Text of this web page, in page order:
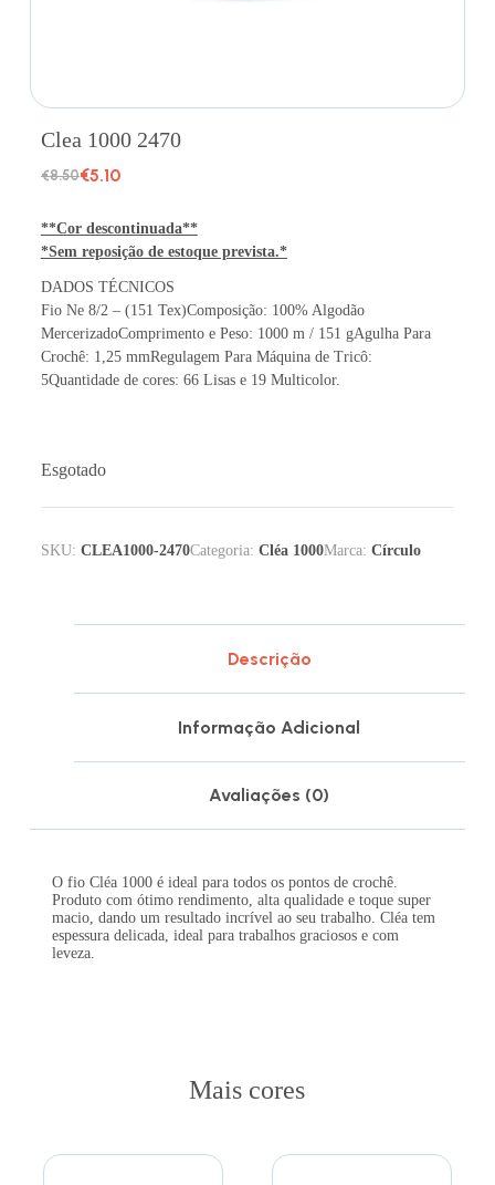
Clea 1000 2470
€8.50€5.10
**Cor descontinuada**
*Sem reposição de estoque prevista.*
DADOS TÉCNICOS
Fio Ne 8/2 – (151 Tex)Composição: 100% Algodão
MercerizadoComprimento e Peso: 1000 m / 151 gAgulha Para
Crochê: 1,25 mmRegulagem Para Máquina de Tricô:
5Quantidade de cores: 66 Lisas e 19 Multicolor.
Esgotado
SKU: CLEA1000-2470Categoria: Cléa 1000Marca: Círculo
Descrição
Informação Adicional
Avaliações (0)
O fio Cléa 1000 é ideal para todos os pontos de crochê.
Produto com ótimo rendimento, alta qualidade e toque super
macio, dando um resultado incrível ao seu trabalho. Cléa tem
espessura delicada, ideal para trabalhos graciosos e com
leveza.
Mais cores